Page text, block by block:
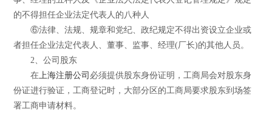
的不得担任企业法定代表人的八种人
⑥法律、法规、规章和党纪、政纪规定不得出资设立企业或
者担任企业法定代表人、董事、监事、经理(厂长)的其他人员。
2、公司股东
在 上海注册公司 必须提供股东身份证明，工商局会对股东身
份证进行验证，工商登记时，大部分区的工商局要求股东到场签
署工商申请材料。